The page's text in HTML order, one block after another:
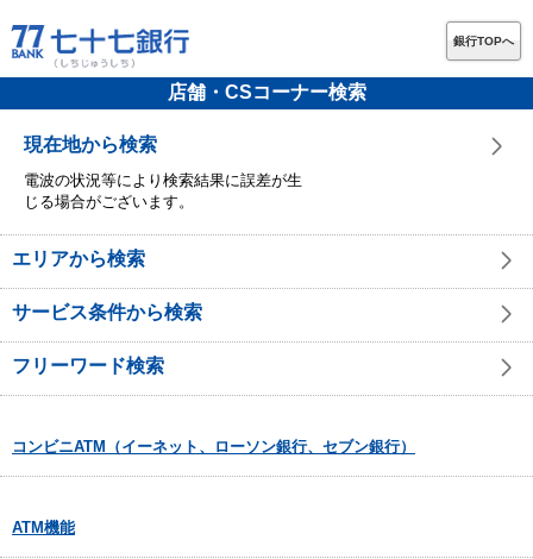
銀行TOPへ
店舗・CSコーナー検索
現在地から検索
電波の状況等により検索結果に誤差が生
じる場合がございます。
エリアから検索
サービス条件から検索
フリーワード検索
コンビニATM（イーネット、ローソン銀行、セブン銀行）
ATM機能